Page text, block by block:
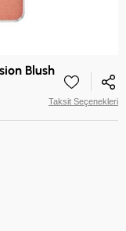
Blush
Taksit Seçenekleri